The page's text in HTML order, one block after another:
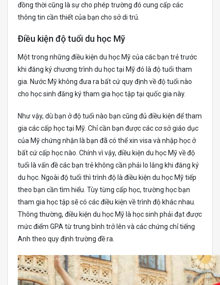
đồng thời cũng là sự cho phép trường đó cung cấp các
thông tin cần thiết của bạn cho sở di trú.
Điều kiện độ tuổi du học Mỹ
Một trong những điều kiện du học Mỹ của các bạn trẻ trước
khi đăng ký chương trình du học tại Mỹ đó là độ tuổi tham
gia. Nước Mỹ không đưa ra bất cứ quy định về độ tuổi nào
cho học sinh đăng ký tham gia học tập tại quốc gia này.
Như vậy, dù bạn ở độ tuổi nào bạn cũng đủ điều kiện để tham
gia các cấp học tại Mỹ. Chỉ cần bạn được các cơ sở giáo dục
của Mỹ chứng nhận là bạn đã có thể xin visa và nhập học ở
bất cứ cấp học nào. Chính vì vậy, điều kiện du học Mỹ về độ
tuổi là vấn đề các bạn trẻ không cần phải lo lắng khi đăng ký
du học. Ngoài độ tuổi thì trình độ là điều kiện du học Mỹ tiếp
theo bạn cần tìm hiểu. Tùy từng cấp học, trường học bạn
tham gia học tập sẽ có các điều kiện về trình độ khác nhau.
Thông thường, điều kiện du học Mỹ là học sinh phải đạt được
mức điểm GPA từ trung bình trở lên và các chứng chỉ tiếng
Anh theo quy định trường đề ra.